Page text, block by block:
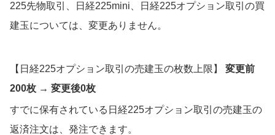
225先物取引、日経225mini、日経225オプション取引の買
建玉については、変更ありません。
【日経225オプション取引の売建玉の枚数上限】 変更前
200枚 → 変更後0枚
すでに保有されている日経225オプション取引の売建玉の
返済注文は、発注できます。